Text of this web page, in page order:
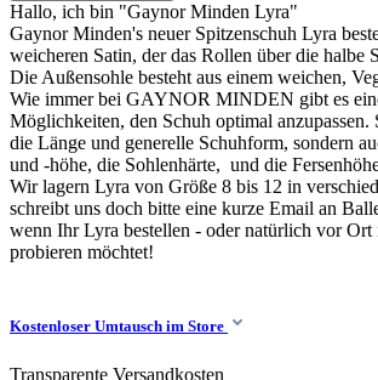
Hallo, ich bin "Gaynor Minden Lyra"
Gaynor Minden's neuer Spitzenschuh Lyra
weicheren Satin, der das Rollen über die halbe
Die Außensohle besteht aus einem weichen,
Wie immer bei GAYNOR MINDEN gibt es
Möglichkeiten, den Schuh optimal
die Länge und generelle Schuhform, sondern
und -höhe, die Sohlenhärte, und die
Wir lagern Lyra von Größe 8 bis 12 in
schreibt uns doch bitte eine kurze Email an
wenn Ihr Lyra bestellen - oder natürlich vor Ort
probieren möchtet!
Kostenloser Umtausch im Store
Transparente Versandkosten